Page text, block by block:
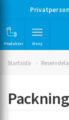
Privatperson
Produkter Meny
Startsida